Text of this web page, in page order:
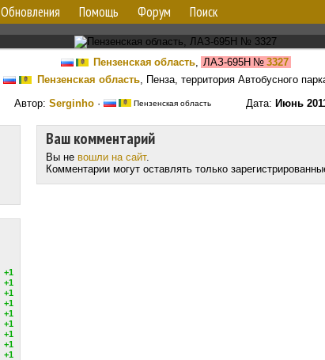
Обновления Помощь Форум Поиск
Пензенская область, ЛАЗ-695Н № 3327
Пензенская область, Пенза, территория Автобусного
Автор: Serginho· Пензенская областьДата: Июнь
+1
+1
+1
+1
+1
+1
+1
+1
+1
Ваш комментарий
Вы не вошли на сайт.
Комментарии могут оставлять только